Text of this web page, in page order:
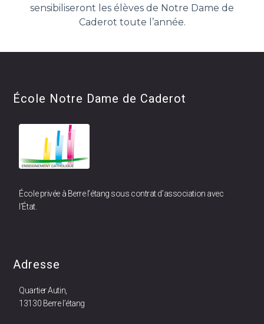
sensibiliseront les élèves de Notre Dame de
Caderot toute l’année.
École Notre Dame de Caderot
École privée à Berre l’étang sous contrat d’association avec
l’État.
Adresse
Quartier Autin,
13130 Berre l’étang